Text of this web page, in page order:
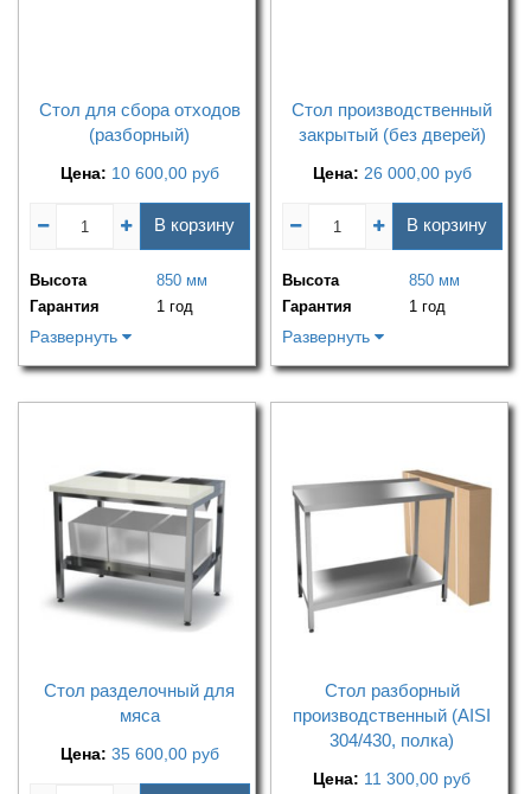
Стол для сбора отходов
(разборный)
Цена: 10 600,00 руб
В корзину
Высота
850 мм
Гарантия
1 год
Развернуть
Стол производственный
закрытый (без дверей)
Цена: 26 000,00 руб
В корзину
Высота
850 мм
Гарантия
1 год
Развернуть
Стол разделочный для
мяса
Цена: 35 600,00 руб
Стол разборный
производственный (AISI
304/430, полка)
Цена: 11 300,00 руб